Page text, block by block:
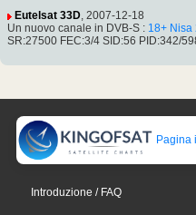
Eutelsat 33D, 2007-12-18
Un nuovo canale in DVB-S : 18+ Nisa
SR:27500 FEC:3/4 SID:56 PID:342/
Pagina
Introduzione / FAQ